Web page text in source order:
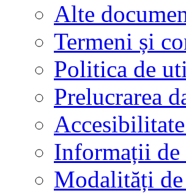
Alte
Termeni și
Politica de
Prelucrarea
Informații de
Modalități